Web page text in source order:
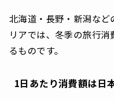
北海道・長野・新潟な
リアでは、冬季の旅行
るものです。
1日あたり消費額は日